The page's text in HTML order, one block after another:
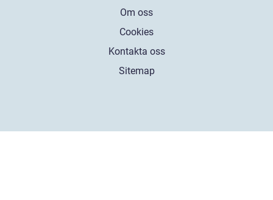
Om oss
Cookies
Kontakta oss
Sitemap